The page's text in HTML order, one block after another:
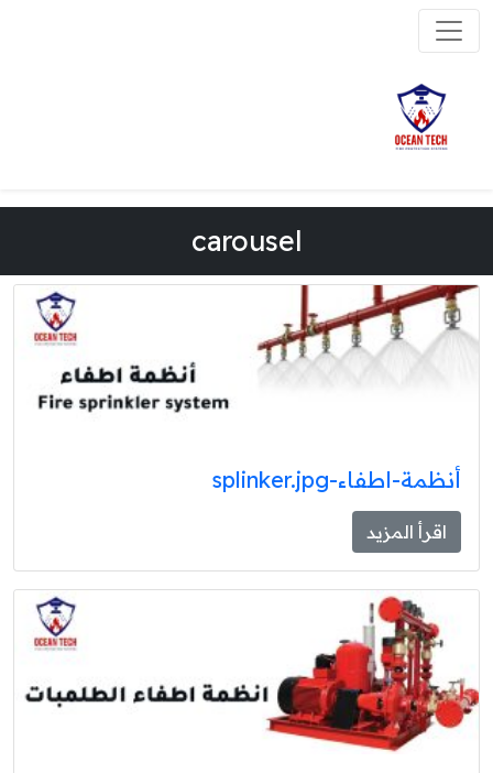
carousel
أنظمة-اطفاء-splinker.jpg
اقرأ المزيد